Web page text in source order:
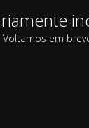
Voltamos em